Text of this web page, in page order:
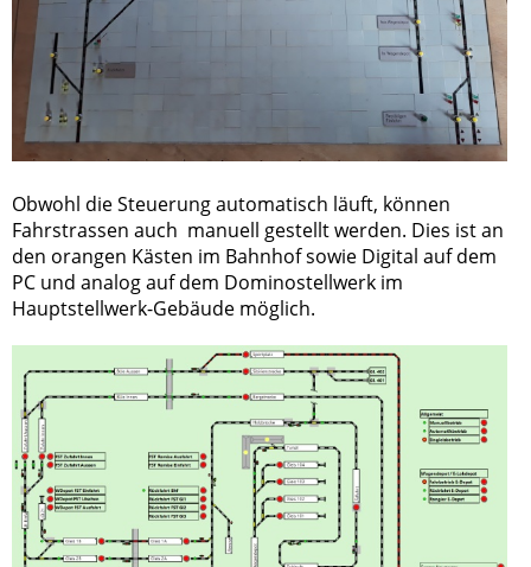
Obwohl die Steuerung automatisch läuft, können
Fahrstrassen auch manuell gestellt werden. Dies ist an
den orangen Kästen im Bahnhof sowie Digital auf dem
PC und analog auf dem Dominostellwerk im
Hauptstellwerk-Gebäude möglich.